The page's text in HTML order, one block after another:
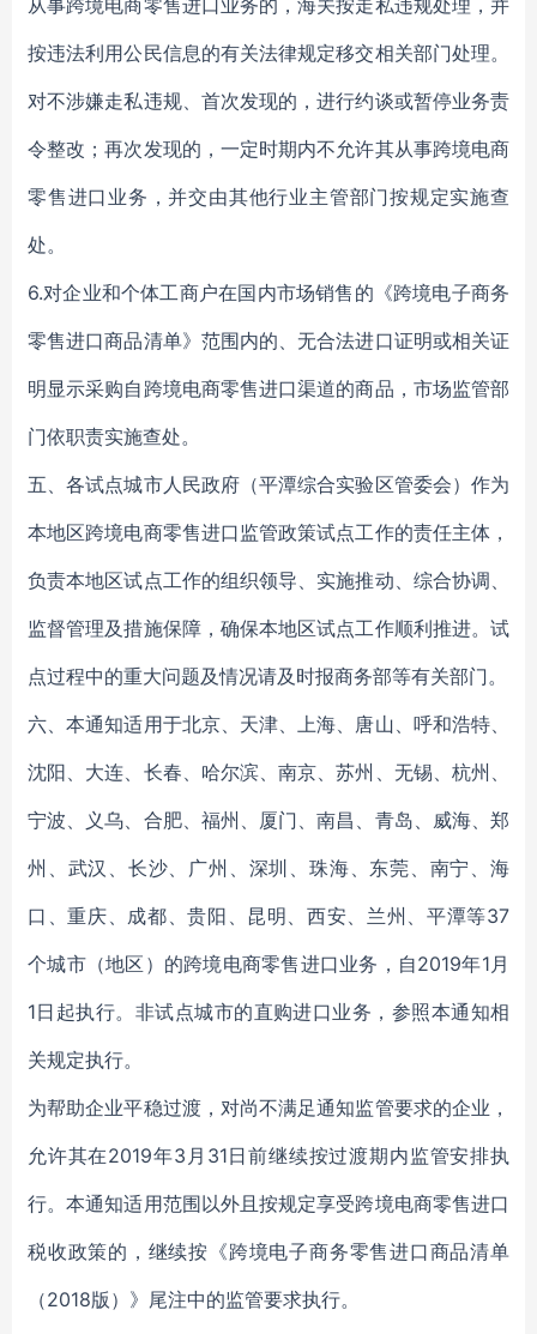
从事跨境电商零售进口业务的，海关按走私违规处理，并
按违法利用公民信息的有关法律规定移交相关部门处理。
对不涉嫌走私违规、首次发现的，进行约谈或暂停业务责
令整改；再次发现的，一定时期内不允许其从事跨境电商
零售进口业务，并交由其他行业主管部门按规定实施查
处。
6.对企业和个体工商户在国内市场销售的《跨境电子商务
零售进口商品清单》范围内的、无合法进口证明或相关证
明显示采购自跨境电商零售进口渠道的商品，市场监管部
门依职责实施查处。
五、各试点城市人民政府（平潭综合实验区管委会）作为
本地区跨境电商零售进口监管政策试点工作的责任主体，
负责本地区试点工作的组织领导、实施推动、综合协调、
监督管理及措施保障，确保本地区试点工作顺利推进。试
点过程中的重大问题及情况请及时报商务部等有关部门。
六、本通知适用于北京、天津、上海、唐山、呼和浩特、
沈阳、大连、长春、哈尔滨、南京、苏州、无锡、杭州、
宁波、义乌、合肥、福州、厦门、南昌、青岛、威海、郑
州、武汉、长沙、广州、深圳、珠海、东莞、南宁、海
口、重庆、成都、贵阳、昆明、西安、兰州、平潭等37
个城市（地区）的跨境电商零售进口业务，自2019年1月
1日起执行。非试点城市的直购进口业务，参照本通知相
关规定执行。
为帮助企业平稳过渡，对尚不满足通知监管要求的企业，
允许其在2019年3月31日前继续按过渡期内监管安排执
行。本通知适用范围以外且按规定享受跨境电商零售进口
税收政策的，继续按《跨境电子商务零售进口商品清单
（2018版）》尾注中的监管要求执行。